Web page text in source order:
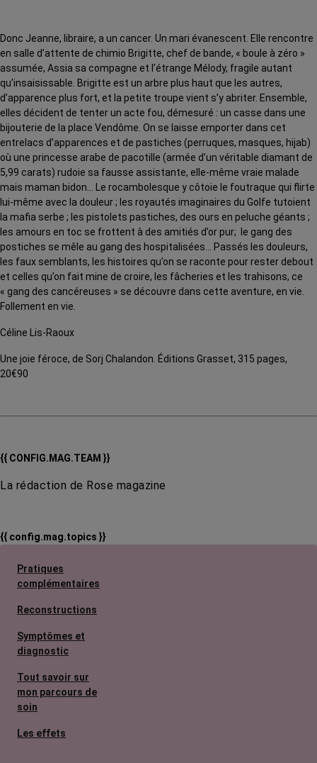
Donc Jeanne, libraire, a un cancer. Un mari évanescent. Elle rencontre
en salle d’attente de chimio Brigitte, chef de bande, « boule à zéro »
assumée, Assia sa compagne et l’étrange Mélody, fragile autant
qu’insaisissable. Brigitte est un arbre plus haut que les autres,
d’apparence plus fort, et la petite troupe vient s’y abriter. Ensemble,
elles décident de tenter un acte fou, démesuré : un casse dans une
bijouterie de la place Vendôme. On se laisse emporter dans cet
entrelacs d’apparences et de pastiches (perruques, masques, hijab)
où une princesse arabe de pacotille (armée d’un véritable diamant de
5,99 carats) rudoie sa fausse assistante, elle-même vraie malade
mais maman bidon… Le rocambolesque y côtoie le foutraque qui flirte
lui-même avec la douleur ; les royautés imaginaires du Golfe tutoient
la mafia serbe ; les pistolets pastiches, des ours en peluche géants ;
les amours en toc se frottent à des amitiés d’or pur; le gang des
postiches se mêle au gang des hospitalisées… Passés les douleurs,
les faux semblants, les histoires qu’on se raconte pour rester debout
et celles qu’on fait mine de croire, les fâcheries et les trahisons, ce
« gang des cancéreuses » se découvre dans cette aventure, en vie.
Follement en vie.
Céline Lis-Raoux
Une joie féroce, de Sorj Chalandon. Éditions Grasset, 315 pages,
20€90
{{ CONFIG.MAG.TEAM }}
La rédaction de Rose magazine
{{ config.mag.topics }}
Pratiques
complémentaires
Reconstructions
Symptômes et
diagnostic
Tout savoir sur
mon parcours de
soin
Les effets